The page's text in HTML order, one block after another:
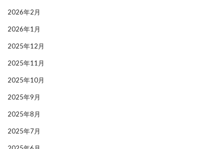
2026年2月
2026年1月
2025年12月
2025年11月
2025年10月
2025年9月
2025年8月
2025年7月